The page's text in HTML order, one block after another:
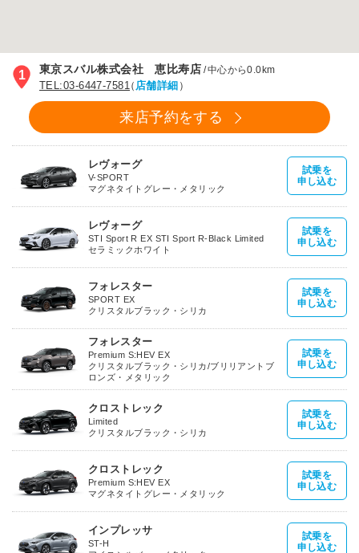
1 東京スバル株式会社 恵比寿店 /中心から0.0km
TEL:03-6447-7581（ 店舗詳細 ）
来店予約をする
レヴォーグ
V-SPORT
マグネタイトグレー・メタリック
試乗を
申し込む
レヴォーグ
STI Sport R EX STI Sport R-Black Limited
セラミックホワイト
試乗を
申し込む
フォレスター
SPORT EX
クリスタルブラック・シリカ
試乗を
申し込む
フォレスター
Premium S:HEV EX
クリスタルブラック・シリカ/ブリリアントブ
ロンズ・メタリック
試乗を
申し込む
クロストレック
Limited
クリスタルブラック・シリカ
試乗を
申し込む
クロストレック
Premium S:HEV EX
マグネタイトグレー・メタリック
試乗を
申し込む
インプレッサ
ST-H
試乗を
申し込む